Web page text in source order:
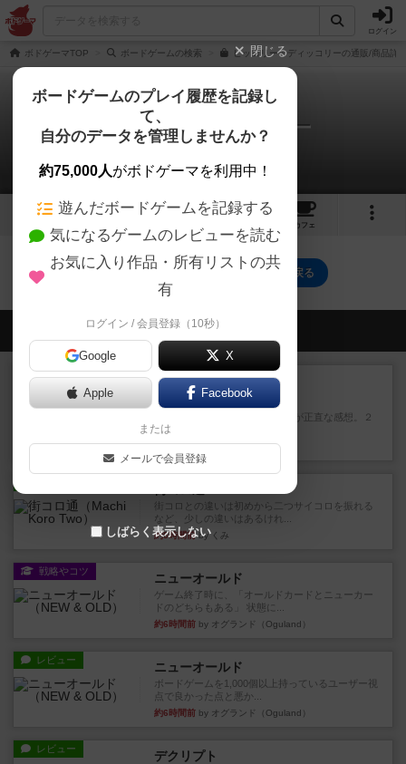
ログイン
ボドゲーマTOP ボードゲームの検索 ヒッコリー・ディッコリーの通販/商品詳
ヒッコリー・ディッコリー
0件のルール/インスト
1 9
カフェ
ヒッコリー・ディッコリーのトップに戻る
会員の新しい投稿
レビュー
ウイングスパン
期待値を上げすぎた、というのが正直な感想。２
人で何度かプレイ。ここでも...
35分前by S
街コロとの違いは初めから二つサイコロを振れる
など、少しの違いはあるけれ...
約5時間前by くみ
戦略やコツ ニューオールド
ゲーム終了時に、「オールドカードとニューカー
ドのどちらもある」 状態に...
約6時間前 by オグランド（Oguland）
レビュー ニューオールド
ボードゲームを1,000個以上持っているユーザー視
点で良かった点と悪か...
約6時間前 by オグランド（Oguland）
レビュー デクリプト
閉じる
ボードゲームのプレイ履歴を記録し
て、
自分のデータを管理しませんか？
約75,000人がボドゲーマを利用中！
遊んだボードゲームを記録する
気になるゲームのレビューを読む
お気に入り作品・所有リストの共
有
ログイン / 会員登録（10秒）
Google X
Apple Facebook
または
メールで会員登録
しばらく表示しない